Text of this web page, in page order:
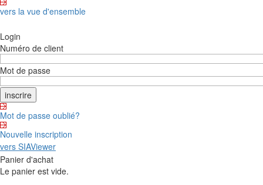
vers la vue d'ensemble
Login
Numéro de client
Mot de passe
Mot de passe oublié?
Nouvelle inscription
vers SIAViewer
Panier d'achat
Le panier est vide.